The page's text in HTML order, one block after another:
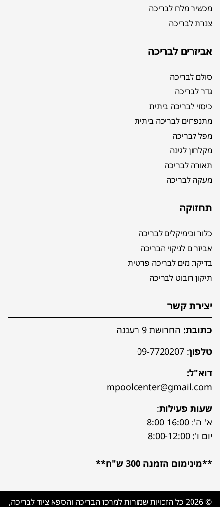
מכשיר מלח לבריכה
צנרת לבריכה
אביזרים לבריכה
סולם לבריכה
גדר לבריכה
כיסוי לבריכה ביתית
מתנפחים לבריכה ביתית
מפל לבריכה
מקלחון לגינה
תאורה לבריכה
מעקה לבריכה
תחזוקה
כלור וכימיקלים לבריכה
אביזרים לניקוי הבריכה
בדיקת מים לבריכה פרטית
תיקון רובוט לבריכה
יצירת קשר
כתובת: החרושת 9 רעננה
טלפון:
09-7720207
דוא"ל:
mpoolcenter@gmail.com
שעות פעילות:
א'-ה': 8:00-16:00
יום ו': 8:00-12:00
**מינימום הזמנה 300 ש"ח**
© 2026 כל הזכויות שמורות למרכז הבריכה והספא ציוד לבריכה,